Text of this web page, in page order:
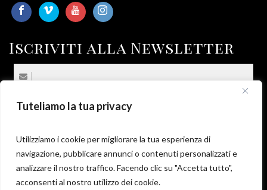
Tuteliamo la tua privacy
Utilizziamo i cookie per migliorare la tua esperienza di
navigazione, pubblicare annunci o contenuti personalizzati e
analizzare il nostro traffico. Facendo clic su "Accetta tutto",
acconsenti al nostro utilizzo dei cookie.
Iscriviti alla Newsletter
(*) Sottoscrivo la Privacy Policy